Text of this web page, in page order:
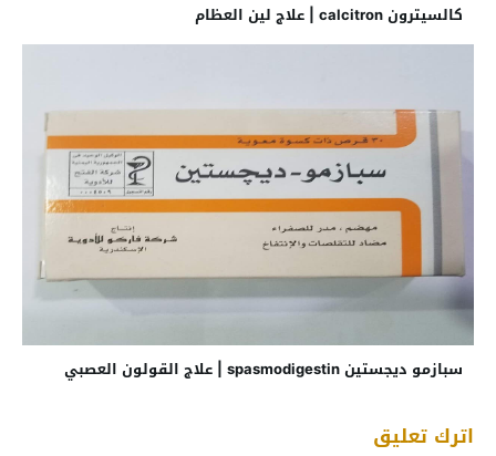
كالسيترون calcitron | علاج لين العظام
سبازمو ديجستين spasmodigestin | علاج القولون العصبي
اترك تعليق